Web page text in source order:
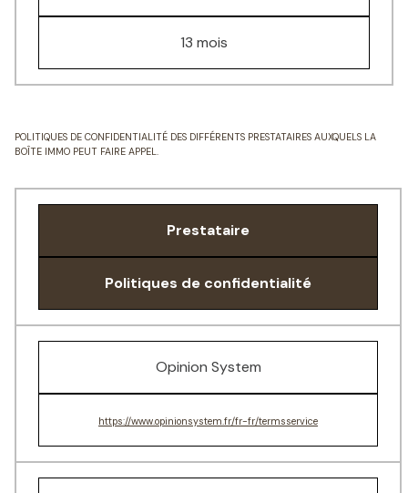
13 mois
POLITIQUES DE CONFIDENTIALITÉ DES DIFFÉRENTS PRESTATAIRES AUXQUELS LA
BOÎTE IMMO PEUT FAIRE APPEL.
Prestataire
Politiques de confidentialité
Opinion System
https://www.opinionsystem.fr/fr-fr/termsservice